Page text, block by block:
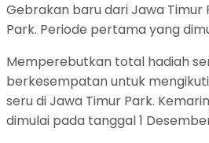
Gebrakan baru dari Jawa Timur
Park. Periode pertama yang
Memperebutkan total hadiah
berkesempatan untuk
seru di Jawa Timur Park.
dimulai pada tanggal 1